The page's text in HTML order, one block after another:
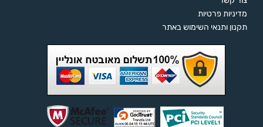
מדיניות פרטיות
תקנון ותנאי השימוש באתר